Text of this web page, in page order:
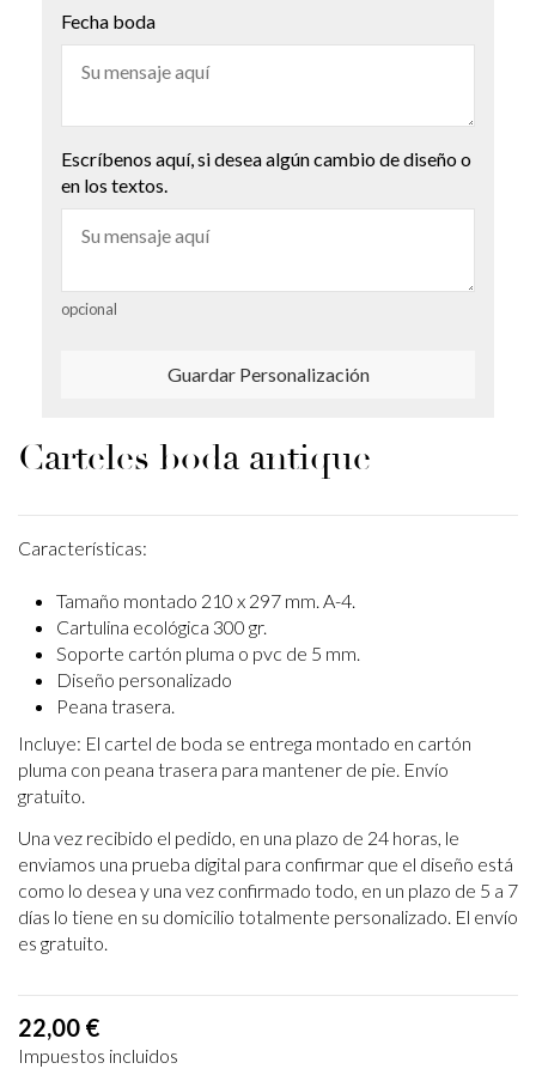
Fecha boda
Escríbenos aquí, si desea algún cambio de diseño o
en los textos.
opcional
Guardar Personalización
Carteles boda antique
Características:
Tamaño montado 210 x 297 mm. A-4.
Cartulina ecológica 300 gr.
Soporte cartón pluma o pvc de 5 mm.
Diseño personalizado
Peana trasera.
Incluye: El cartel de boda se entrega montado en cartón
pluma con peana trasera para mantener de pie. Envío
gratuito.
Una vez recibido el pedido, en una plazo de 24 horas, le
enviamos una prueba digital para confirmar que el diseño está
como lo desea y una vez confirmado todo, en un plazo de 5 a 7
días lo tiene en su domicilio totalmente personalizado. El envío
es gratuito.
22,00 €
Impuestos incluidos